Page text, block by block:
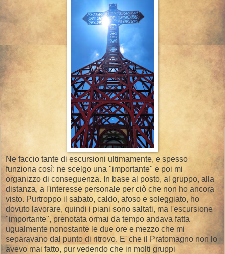
Ne faccio tante di escursioni ultimamente, e spesso
funziona così: ne scelgo una "importante" e poi mi
organizzo di conseguenza. In base al posto, al gruppo, alla
distanza, a l'interesse personale per ciò che non ho ancora
visto. Purtroppo il sabato, caldo, afoso e soleggiato, ho
dovuto lavorare, quindi i piani sono saltati, ma l'escursione
"importante", prenotata ormai da tempo andava fatta
ugualmente nonostante le due ore e mezzo che mi
separavano dal punto di ritrovo. E' che il Pratomagno non lo
avevo mai fatto, pur vedendo che in molti gruppi